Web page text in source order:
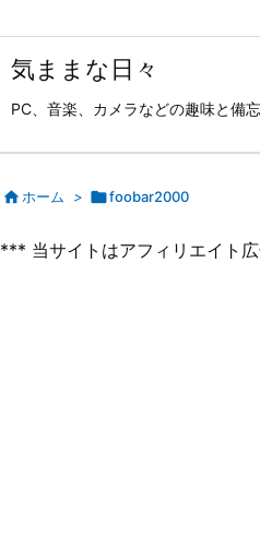
気ままな日々
PC、音楽、カメラなどの趣味と備
ホーム > foobar2000
*** 当サイトはアフィリエイト